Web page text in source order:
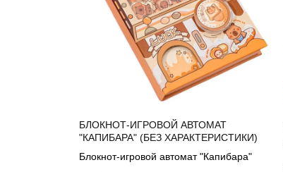
БЛОКНОТ-ИГРОВОЙ АВТОМАТ
"КАПИБАРА" (БЕЗ ХАРАКТЕРИСТИКИ)
Блокнот-игровой автомат "Капибара"